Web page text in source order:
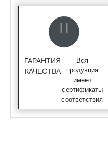
ГАРАНТИЯ
КАЧЕСТВА
Вся
продукция
имеет
сертификаты
соответствия